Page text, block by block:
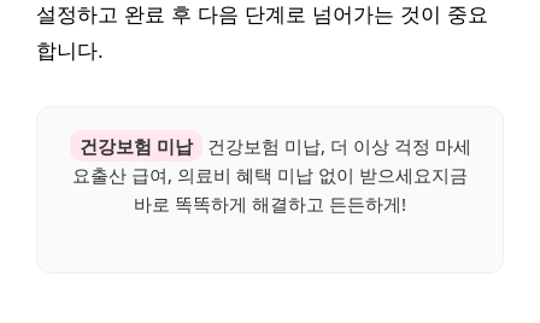
설정하고 완료 후 다음 단계로 넘어가는 것이 중요
합니다.
건강보험 미납
건강보험 미납, 더 이상 걱정 마세
요출산 급여, 의료비 혜택 미납 없이 받으세요지금
바로 똑똑하게 해결하고 든든하게!